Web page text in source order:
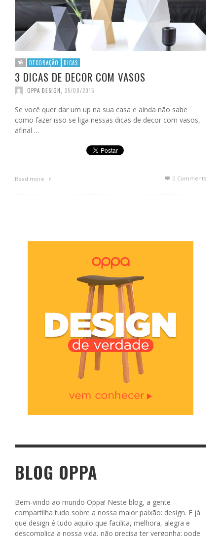
DECORAÇÃO DICAS
3 DICAS DE DECOR COM VASOS
OPPA DESIGN, 25/08/2015
Se você quer dar um up na sua casa e ainda não sabe
como fazer isso se liga nessas dicas de decor com vasos,
afinal …
Read more 0 Comments
BLOG OPPA
Bem-vindo ao mundo Oppa! Neste blog, a gente
compartilha tudo sobre a nossa maior paixão: design. E já
que design é tudo aquilo que facilita, melhora, alegra e
descomplica a nossa vida, não precisa ter vergonha: pode